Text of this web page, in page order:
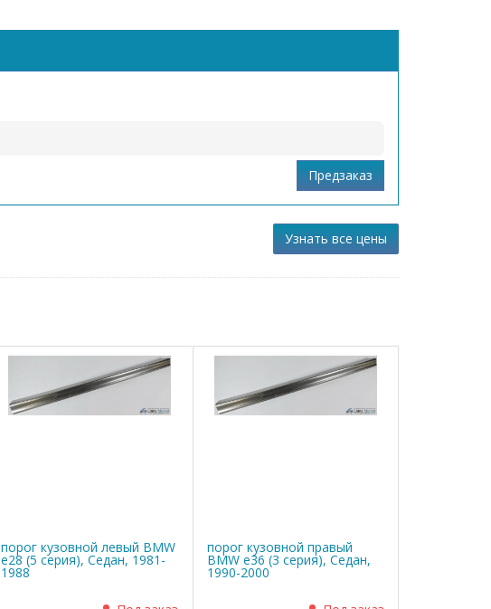
Узнать все цены
порог кузовной левый BMW
е28 (5 серия), Седан, 1981-
1988
порог кузовной правый
BMW е36 (3 серия), Седан,
1990-2000